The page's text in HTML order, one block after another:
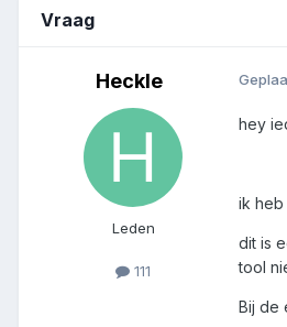
Vraag
Heckle
Leden
111
hey
ik heb
dit is
tool
Bij de